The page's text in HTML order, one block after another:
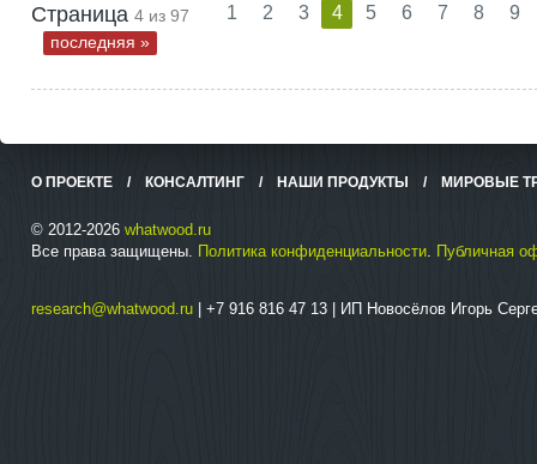
Страница 4 из 97 1 2 3 4 5 6 7 8 9
последняя »
О ПРОЕКТЕ / КОНСАЛТИНГ / НАШИ ПРОДУКТЫ / МИРОВЫЕ
© 2012-2026 whatwood.ru
Все права защищены. Политика конфиденциальности. Публичная
research@whatwood.ru | +7 916 816 47 13 | ИП Новосёлов Игорь